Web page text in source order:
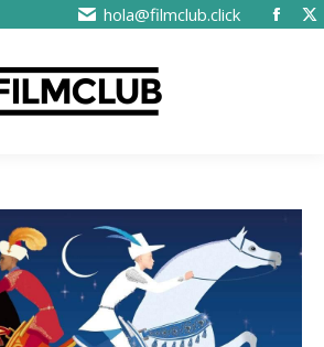
hola@filmclub.click